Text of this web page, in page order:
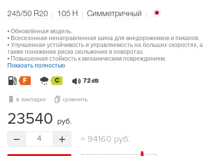
245/50 R20 105 H Симметричный
• Обновлённая модель.
• Всесезонная ненаправленная шина для внедорожников и пикапов.
• Улучшенная устойчивость и управляемость на больших скоростях, а
также понижение риска скольжения в поворотах.
• Повышенная стойкость к механическим повреждениям.
Показать полностью
F C 72 dB
в закладки сравнить
23540 руб.
4 = 94160 руб.